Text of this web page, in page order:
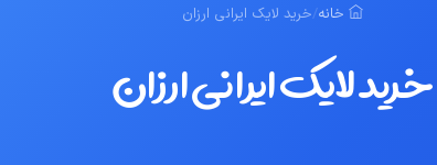
خانه/خرید لایک ایرانی ارزان
خرید لایک ایرانی ارزان